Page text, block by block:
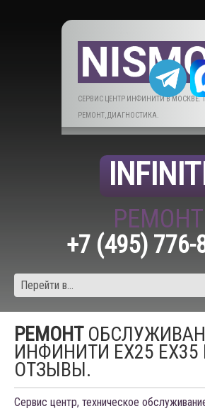
СЕРВИС ЦЕНТР ИНФИНИТИ В МОСКВЕ.
РЕМОНТ, ДИАГНОСТИКА.
РЕМОНТ
+7 (495) 776-
РЕМОНТ
ИНФИНИТИ EX25 EX35
ОТЗЫВЫ.
Сервис центр, техническое